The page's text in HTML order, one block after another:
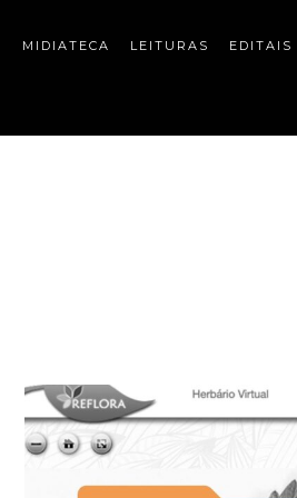
MIDIATECA LEITURAS EDITAIS